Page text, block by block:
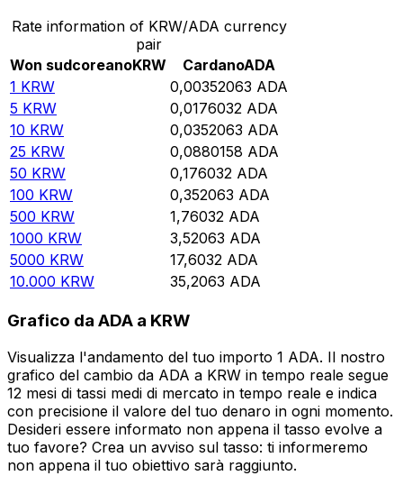
Rate information of KRW/ADA currency
pair
Won sudcoreanoKRW CardanoADA
1 KRW 0,00352063 ADA
5 KRW 0,0176032 ADA
10 KRW 0,0352063 ADA
25 KRW 0,0880158 ADA
50 KRW 0,176032 ADA
100 KRW 0,352063 ADA
500 KRW 1,76032 ADA
1000 KRW 3,52063 ADA
5000 KRW 17,6032 ADA
10.000 KRW 35,2063 ADA
Grafico da ADA a KRW
Visualizza l'andamento del tuo importo 1 ADA. Il nostro
grafico del cambio da ADA a KRW in tempo reale segue
12 mesi di tassi medi di mercato in tempo reale e indica
con precisione il valore del tuo denaro in ogni momento.
Desideri essere informato non appena il tasso evolve a
tuo favore? Crea un avviso sul tasso: ti informeremo
non appena il tuo obiettivo sarà raggiunto.